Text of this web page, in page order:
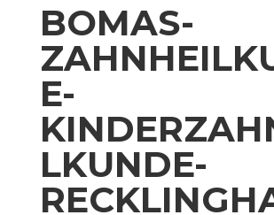
BOMAS-
E-
LKUNDE-